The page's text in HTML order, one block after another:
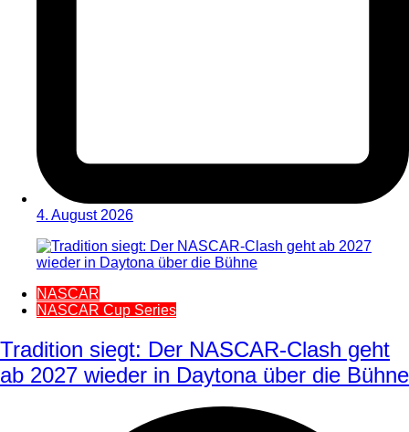
4. August 2026
NASCAR
NASCAR Cup Series
Tradition siegt: Der NASCAR-Clash geht
ab 2027 wieder in Daytona über die Bühne